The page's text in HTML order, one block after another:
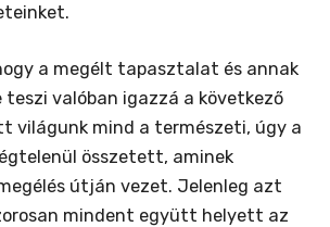
a megélt tapasztalat és annak
teszi valóban igazzá a következő
világunk mind a természeti, úgy a
összetett, aminek
útján vezet. Jelenleg azt
mindent együtt helyett az